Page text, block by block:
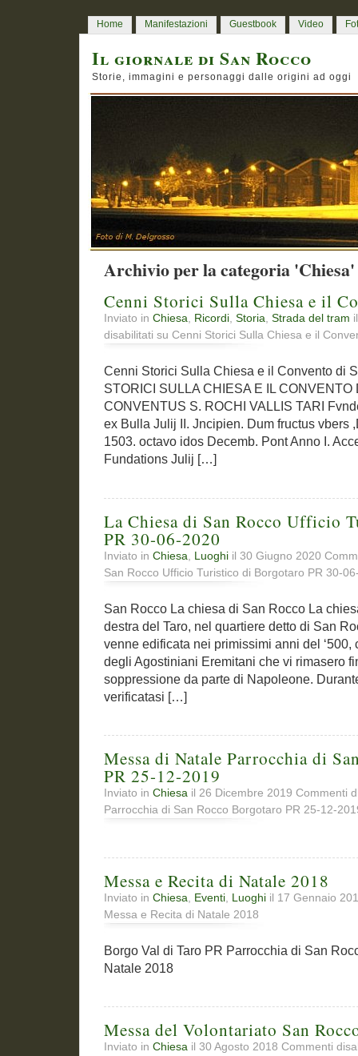
Home Manifestazioni Guestbook Video
Il giornale di San Rocco
Storie, immagini e personaggi dalle origini ad oggi
Archivio per la categoria 'Chiesa'
Cenni Storici Sulla Chiesa e il
Inviato in Chiesa Ricordi Storia Strada del tram
disabilitati su Cenni Storici Sulla Chiesa e il
Cenni Storici Sulla Chiesa e il Convento di
STORICI SULLA CHIESA E IL CONVENTO
CONVENTUS S. ROCHI VALLIS TARI
ex Bulla Julij II. Jncipien. Dum fructus vbers
1503. octavo idos Decemb. Pont Anno I.
Fundations Julij […]
La Chiesa di San Rocco Ufficio
PR 30-06-2020
Inviato in Chiesa Luoghi il 30 Giugno 2020
San Rocco Ufficio Turistico di Borgotaro PR 30-
San Rocco La chiesa di San Rocco La
destra del Taro, nel quartiere detto di San
venne edificata nei primissimi anni del
degli Agostiniani Eremitani che vi rimasero
soppressione da parte di Napoleone.
verificatasi […]
Messa di Natale Parrocchia di
PR 25-12-2019
Inviato in Chiesa il 26 Dicembre 2019 Commenti
Parrocchia di San Rocco Borgotaro PR 25-12-
Messa e Recita di Natale 2018
Inviato in Chiesa Eventi Luoghi il 17 Gennaio
Messa e Recita di Natale 2018
Borgo Val di Taro PR Parrocchia di San
Natale 2018
Messa del Volontariato San
Inviato in Chiesa il 30 Agosto 2018 Commenti